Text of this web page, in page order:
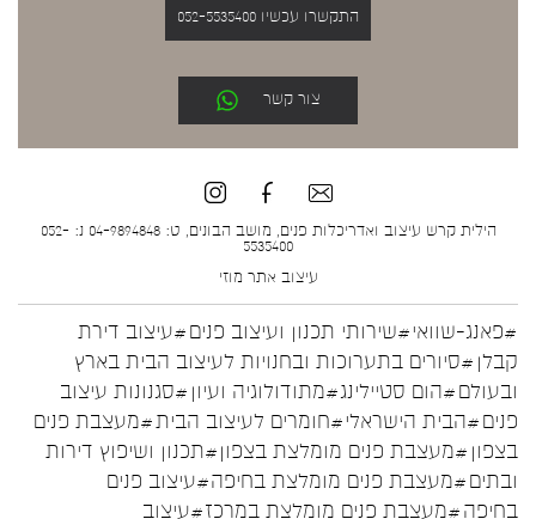
התקשרו עכשיו 052-5535400
צור קשר
הילית קרש עיצוב ואדריכלות פנים, מושב הבונים, ט: 04-9894848 נ: 052-
5535400
עיצוב אתר מוזי
#פאנג-שוואי#שירותי תכנון ועיצוב פנים#עיצוב דירת
קבלן #סיורים בתערוכות ובחנויות לעיצוב הבית בארץ
ובעולם#הום סטיילינג#מתודולוגיה ועיון #סגנונות עיצוב
פנים#הבית הישראלי#חומרים לעיצוב הבית#מעצבת פנים
בצפון #מעצבת פנים מומלצת בצפון#תכנון ושיפוץ דירות
ובתים#מעצבת פנים מומלצת בחיפה#עיצוב פנים
בחיפה#מעצבת פנים מומלצת במרכז#עיצוב